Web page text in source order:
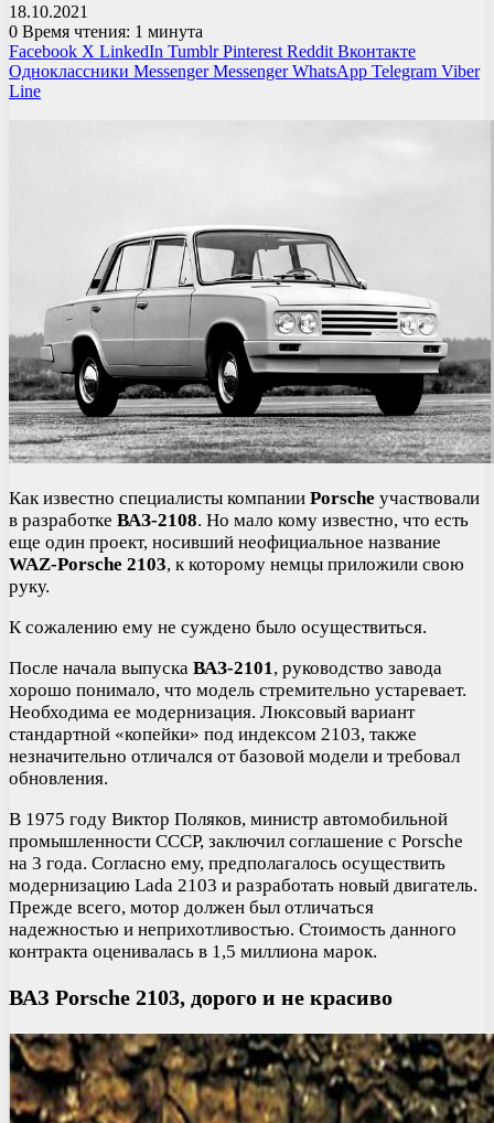
18.10.2021
0 Время чтения: 1 минута
Facebook X LinkedIn Tumblr Pinterest Reddit Вконтакте
Одноклассники Messenger Messenger WhatsApp Telegram Viber
Line
Как известно специалисты компании Porsche участвовали
в разработке ВАЗ-2108. Но мало кому известно, что есть
еще один проект, носивший неофициальное название
WAZ-Porsche 2103, к которому немцы приложили свою
руку.
К сожалению ему не суждено было осуществиться.
После начала выпуска ВАЗ-2101, руководство завода
хорошо понимало, что модель стремительно устаревает.
Необходима ее модернизация. Люксовый вариант
стандартной «копейки» под индексом 2103, также
незначительно отличался от базовой модели и требовал
обновления.
В 1975 году Виктор Поляков, министр автомобильной
промышленности СССР, заключил соглашение с Porsche
на 3 года. Согласно ему, предполагалось осуществить
модернизацию Lada 2103 и разработать новый двигатель.
Прежде всего, мотор должен был отличаться
надежностью и неприхотливостью. Стоимость данного
контракта оценивалась в 1,5 миллиона марок.
ВАЗ Porsche 2103, дорого и не красиво